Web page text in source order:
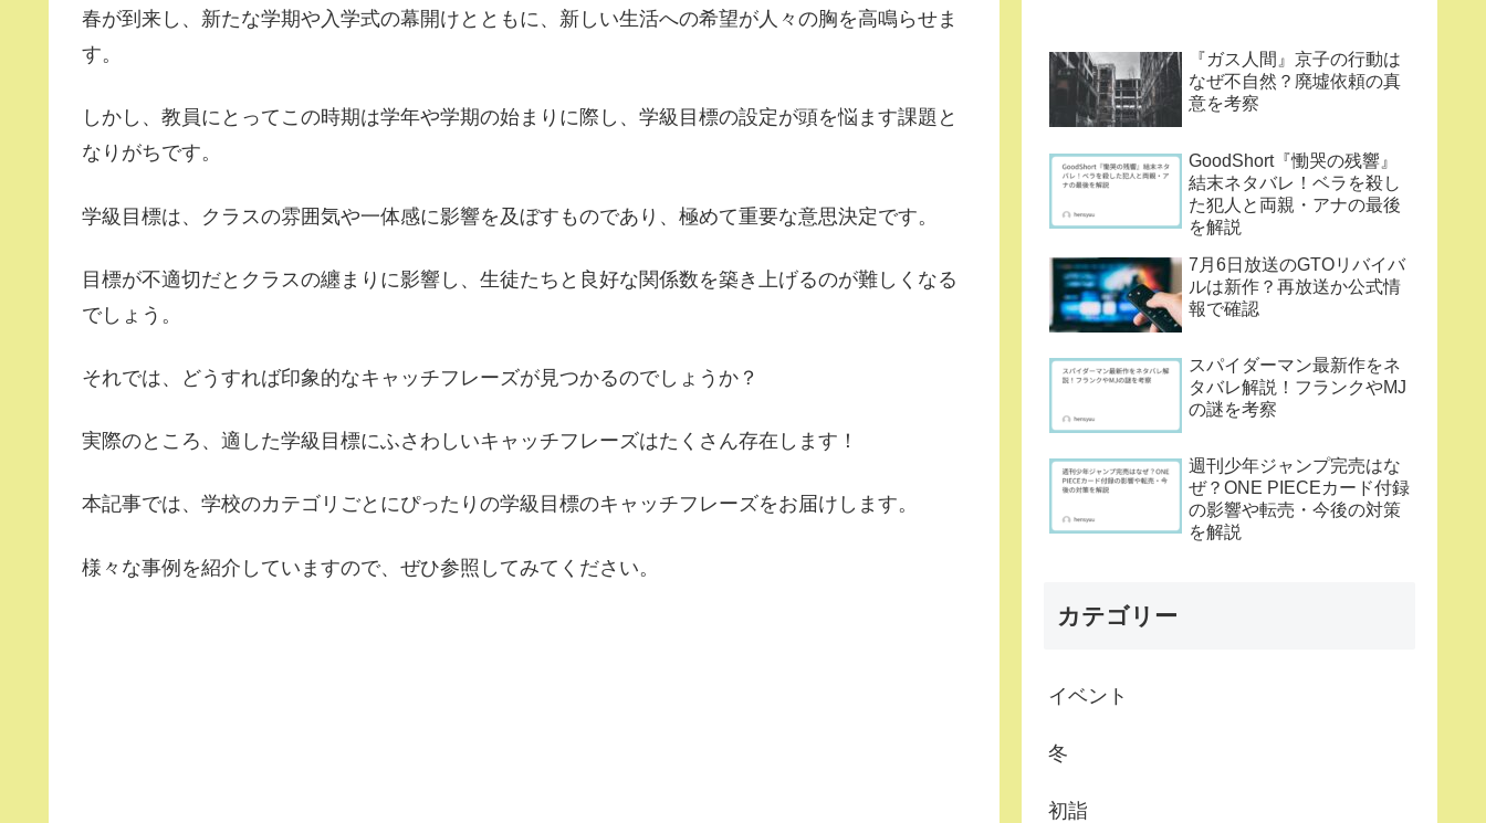
春が到来し、新たな学期や入学式の幕開けとともに、新しい生活への希望が人々の胸を高鳴らせま
す。
しかし、教員にとってこの時期は学年や学期の始まりに際し、学級目標の設定が頭を悩ます課題と
なりがちです。
学級目標は、クラスの雰囲気や一体感に影響を及ぼすものであり、極めて重要な意思決定です。
目標が不適切だとクラスの纏まりに影響し、生徒たちと良好な関係数を築き上げるのが難しくなる
でしょう。
それでは、どうすれば印象的なキャッチフレーズが見つかるのでしょうか？
実際のところ、適した学級目標にふさわしいキャッチフレーズはたくさん存在します！
本記事では、学校のカテゴリごとにぴったりの学級目標のキャッチフレーズをお届けします。
様々な事例を紹介していますので、ぜひ参照してみてください。
『ガス人間』京子の行動は
なぜ不自然？廃墟依頼の真
意を考察
GoodShort『慟哭の残響』
結末ネタバレ！ベラを殺し
た犯人と両親・アナの最後
を解説
7月6日放送のGTOリバイバ
ルは新作？再放送か公式情
報で確認
スパイダーマン最新作をネ
タバレ解説！フランクやMJ
の謎を考察
週刊少年ジャンプ完売はな
ぜ？ONE PIECEカード付録
の影響や転売・今後の対策
を解説
カテゴリー
イベント
冬
初詣